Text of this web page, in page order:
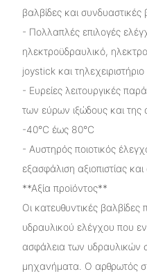
βαλβίδες και συνδυαστικές
- Πολλαπλές επιλογές
ηλεκτροϋδραυλικό,
joystick και τηλεχειριστήριο
- Ευρείες λειτουργικές
των εύρων ιξώδους και
-40°C έως 80°C
- Αυστηρός ποιοτικός
εξασφάλιση αξιοπιστίας
**Αξία προϊόντος**
Οι κατευθυντικές βαλβίδες
υδραυλικού ελέγχου που
ασφάλεια των υδραυλικών
μηχανήματα. Ο αρθρωτός